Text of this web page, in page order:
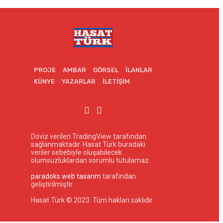
PROJE AMBAR GÖRSEL
İLANLAR
KÜNYE
YAZARLAR İLETIŞIM
Döviz verileri TradingView tarafından
sağlanmaktadır. Hasat Türk buradaki
veriler sebebiyle oluşabilecek
olumsuzluklardan sorumlu tutulamaz.
paradoks web tasarım tarafından
geliştirilmiştir.
Hasat Türk © 2023. Tüm hakları saklıdır.